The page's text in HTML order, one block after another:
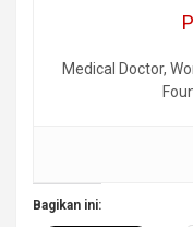
Medical Doctor,
Bagikan ini: